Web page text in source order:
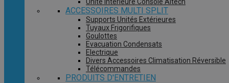
ACCESSOIRES MULTI SPLIT
Supports Unités Extérieures
Tuyaux Frigorifiques
Goulottes
Evacuation Condensats
Electrique
Divers Accessoires Climatisation Réversible
Télécommandes
PRODUITS D'ENTRETIEN